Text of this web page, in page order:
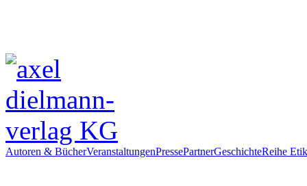
Autoren & BücherVeranstaltungenPressePartnerGeschichteReihe